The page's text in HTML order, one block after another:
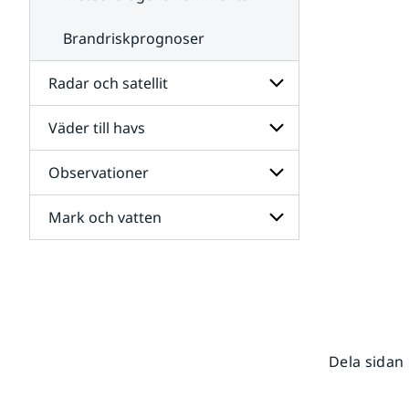
Brandriskprognoser
Radar och satellit
Undersidor
för
Radar
och
satellit
Väder till havs
Undersidor
för
Väder
till
havs
Observationer
Undersidor
för
Mark och vatten
Dela sidan